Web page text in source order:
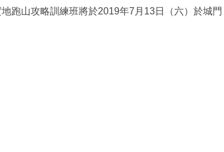
跑山攻略訓練班將於2019年7月13日（六）於城門